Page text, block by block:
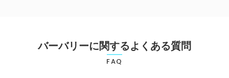
バーバリーに関するよくある質問
FAQ